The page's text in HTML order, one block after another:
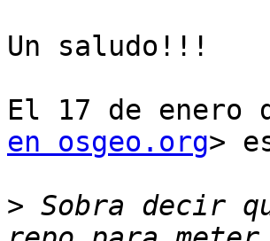
Un saludo!!!
El 17 de enero
en osgeo.org>
> Sobra decir